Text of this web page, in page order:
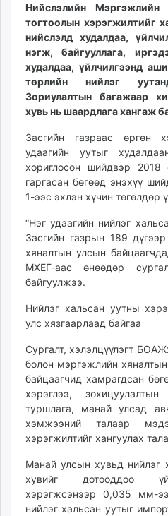
today.mn
zuv.mn
mminfo.mn
ugluu.mn
urlag.mn
unen.mn
asu.mn
shudarga.mn
shuurhai.mn
unuudur.mn
isee.mn
fact.mn
itoim.mn
tumen.mn
shuum.mn
tvmongolia.mn
mass.mn
unegui.mn
assa.mn
toim.mn
tac.mn
paparazzi.mn
unread.today
Нийслэлийн Мэргэжлийн
тогтоолын хэрэгжилтийг
нийслэлд худалдаа,
нэгж, байгууллага,
худалдаа, үйлчилгээнд
төрлийн нийлэг
Зориулалтын багажаар
хувь нь шаардлага хангаж
Засгийн газраас өргөн
удаагийн уутыг
хориглосон шийдвэр 2018
гаргасан бөгөөд энэхүү
1-ээс эхлэн хүчин
“Нэг удаагийн нийлэг
Засгийн газрын 189
хяналтын улсын
МХЕГ-аас өнөөдөр
байгуулжээ.
Нийлэг хальсан уутны
улс хязгаарлаад байгаа
Сургалт, хэлэлцүүлэгт
болон мэргэжлийн
байцаагчид хамрагдсан
хэрэглээ,
туршлага, манай улсад
хэмжээний талаар
хэрэгжилтийг хангуулах
Манай улсын хувьд нийлэг
хувийг дотооддоо
хэрэгжсэнээр 0,035 мм-
нийлэг хальсан уутыг